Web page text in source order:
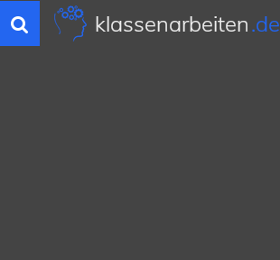
Toggle
navigation
klassenarbeiten.de